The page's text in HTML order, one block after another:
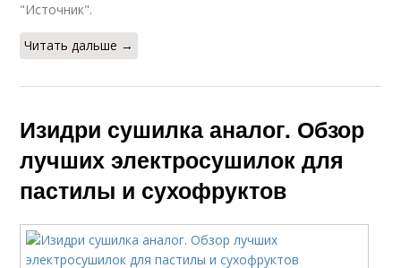
"Источник".
Читать дальше →
Изидри сушилка аналог. Обзор
лучших электросушилок для
пастилы и сухофруктов